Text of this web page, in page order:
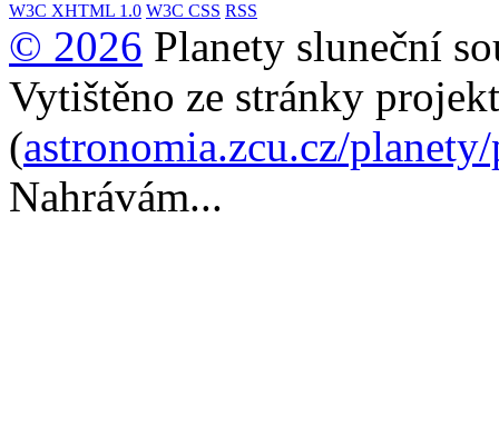
W3C XHTML 1.0 W3C CSS RSS
© 2026 Planety sluneční
Vytištěno ze stránky
(astronomia.zcu.cz/
Nahrávám...